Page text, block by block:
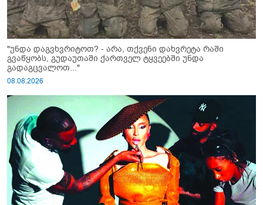
"უნდა დაგვხვრიტოთ? - არა, თქვენი დახვრეტა რაში
გვაწყობს, გუდაუთაში ქართველ ტყვეებში უნდა
გადაგცვალოთ..."
08.08.2026